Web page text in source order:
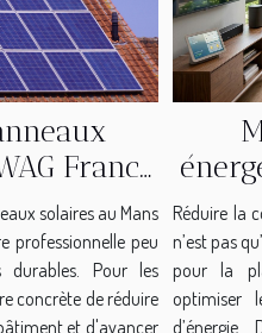
France
en
solaires au Mans
professionnelle peu
durables. Pour les
concrète de réduire
et d'avancer
Réduire la
n’est pas
pour la
optimiser